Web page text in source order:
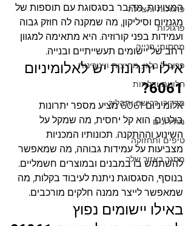
פרגולות והצללה
פרגולות
מחסומי חנייה
פרופיל בלגי, מחיצות וויטרינות
חלונות ודלתות
מדריכי רכישה ותהליך
מחירונים
טיפים ותחזוקה
מסגר באזור שלך
המצוינות. מדובר בסגסוגת עם תוספות של
מגנזיום וסיליקון, מה שמקנה לה חוזק גבוה
ועמידות בפני קורוזיה. היא מתאימה למגוון
רחב של יישומים תעשייתיים ובנייה.
אילו יתרונות יש לאלומיניום
6061?
אלומיניום 6061 מציע מספר יתרונות
בולטים. הוא קל יחסית, מה שמקל על
השינוע וההתקנה. תכונותיו המכניות
מצביעות על עמידות גבוהה, מה שמאפשר
להשתמש בו במבנים ובמוצרים חשמליים.
בנוסף, הסגסוגת ניתנת לעיבוד בקלות, מה
שמאפשר לייצר ממנה חלקים מורכבים.
באילו יישומים נפוץ